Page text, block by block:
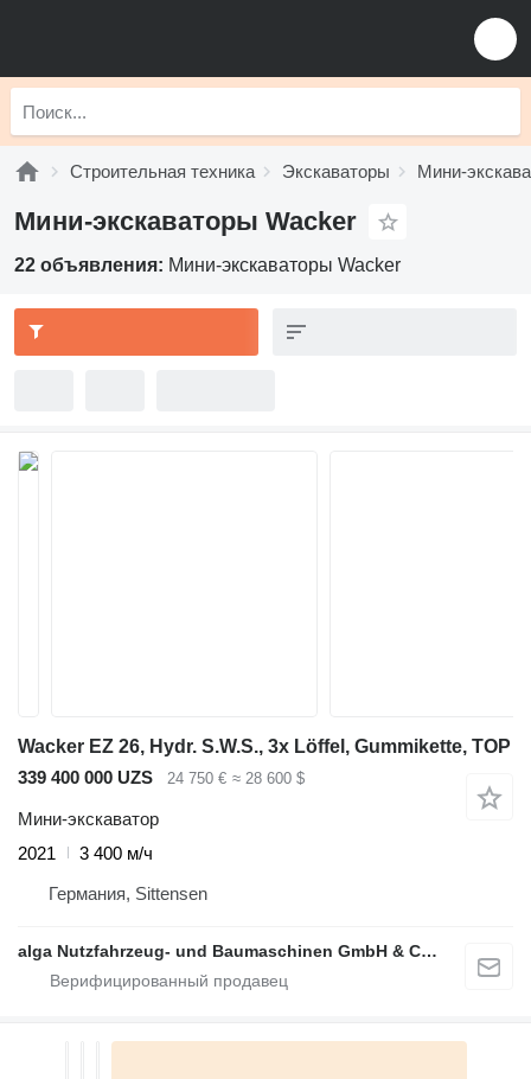
Строительная техника Экскаваторы Мини-
Мини-экскаваторы Wacker
22 объявления: Мини-экскаваторы Wacker
Wacker EZ 26, Hydr. S.W.S., 3x Löffel, Gummikette, TOP
339 400 000 UZS
24 750 € ≈ 28 600 $
Мини-экскаватор
2021
3 400 м/ч
Германия, Sittensen
alga Nutzfahrzeug- und Baumaschinen GmbH & Co. KG